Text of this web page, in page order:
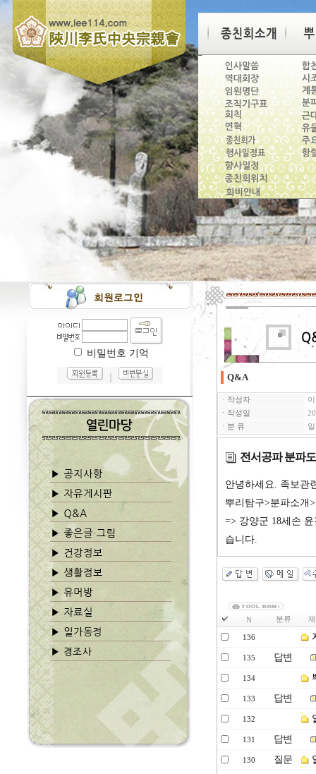
비밀번호 기억
Q&A
ㆍ작성자
ㆍ작성일
ㆍ분 류
전서공파 분파
안녕하세요. 족보관
뿌리탐구>분파소개
=> 강양군 18세손
습니다.
N 분류 제
136
135 답변
134
133 답변
132
131 답변
130 질문